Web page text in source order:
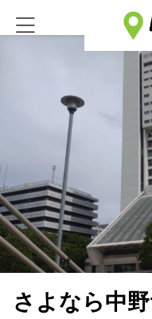
さよなら中